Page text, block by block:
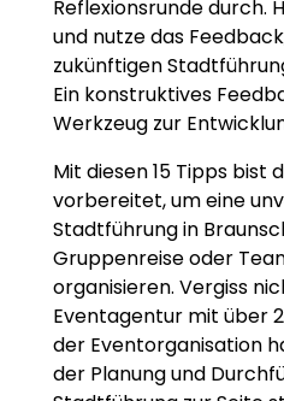
Reflexionsrunde durch.
und nutze das
zukünftigen
Ein konstruktives
Werkzeug zur
Mit diesen 15 Tipps bist
vorbereitet, um eine
Stadtführung in
Gruppenreise oder
organisieren. Vergiss
Eventagentur mit über
der Eventorganisation
der Planung und